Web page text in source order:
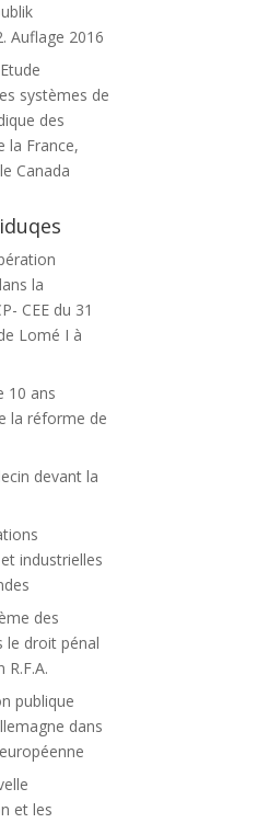
Auflage 2016
systèmes de
des
la France,
Canada
la
CEE du 31
Lomé I à
10 ans
la réforme de
devant la
industrielles
des
le droit pénal
R.F.A.
publique
dans
et les